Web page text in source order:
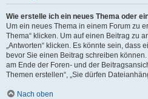
Wie erstelle ich ein neues Thema oder
Um ein neues Thema in einem Forum zu
Thema“ klicken. Um auf einen Beitrag zu
„Antworten“ klicken. Es könnte sein, dass
bevor Sie einen Beitrag schreiben
am Ende der Foren- und der
Themen erstellen“, „Sie dürfen
Nach oben